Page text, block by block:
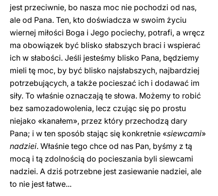
jest przeciwnie, bo nasza moc nie pochodzi od nas,
ale od Pana. Ten, kto doświadcza w swoim życiu
wiernej miłości Boga i Jego pociechy, potrafi, a wręcz
ma obowiązek być blisko słabszych braci i wspierać
ich w słabości. Jeśli jesteśmy blisko Pana, będziemy
mieli tę moc, by być blisko najsłabszych, najbardziej
potrzebujących, a także pocieszać ich i dodawać im
siły. To właśnie oznaczają te słowa. Możemy to robić
bez samozadowolenia, lecz czując się po prostu
niejako «kanałem», przez który przechodzą dary
Pana; i w ten sposób stając się konkretnie «siewcami»
nadziei. Właśnie tego chce od nas Pan, byśmy z tą
mocą i tą zdolnością do pocieszania byli siewcami
nadziei. A dziś potrzebne jest zasiewanie nadziei, ale
to nie jest łatwe...